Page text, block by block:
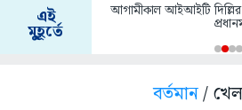
এই
মুহূর্তে
আগামীকাল আইআইটি
বর্তমান/